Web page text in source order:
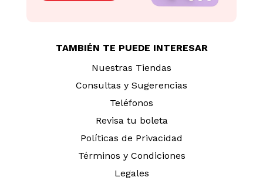
TAMBIÉN TE PUEDE INTERESAR
Nuestras Tiendas
Consultas y Sugerencias
Teléfonos
Revisa tu boleta
Políticas de Privacidad
Términos y Condiciones
Legales